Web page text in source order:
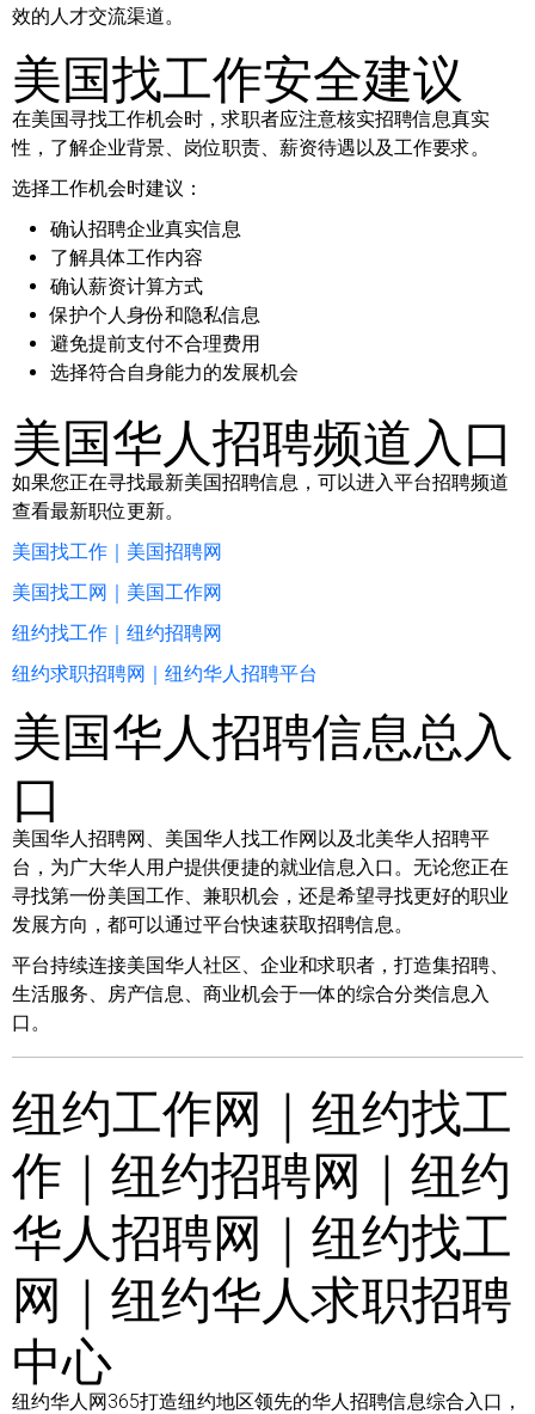
效的人才交流渠道。
美国找工作安全建议
在美国寻找工作机会时，求职者应注意核实招聘信息真实
性，了解企业背景、岗位职责、薪资待遇以及工作要求。
选择工作机会时建议：
确认招聘企业真实信息
了解具体工作内容
确认薪资计算方式
保护个人身份和隐私信息
避免提前支付不合理费用
选择符合自身能力的发展机会
美国华人招聘频道入口
如果您正在寻找最新美国招聘信息，可以进入平台招聘频道
查看最新职位更新。
美国找工作｜美国招聘网
美国找工网｜美国工作网
纽约找工作｜纽约招聘网
纽约求职招聘网｜纽约华人招聘平台
美国华人招聘信息总入
口
美国华人招聘网、美国华人找工作网以及北美华人招聘平
台，为广大华人用户提供便捷的就业信息入口。无论您正在
寻找第一份美国工作、兼职机会，还是希望寻找更好的职业
发展方向，都可以通过平台快速获取招聘信息。
平台持续连接美国华人社区、企业和求职者，打造集招聘、
生活服务、房产信息、商业机会于一体的综合分类信息入
口。
纽约工作网｜纽约找工
作｜纽约招聘网｜纽约
华人招聘网｜纽约找工
网｜纽约华人求职招聘
中心
纽约华人网365打造纽约地区领先的华人招聘信息综合入口，